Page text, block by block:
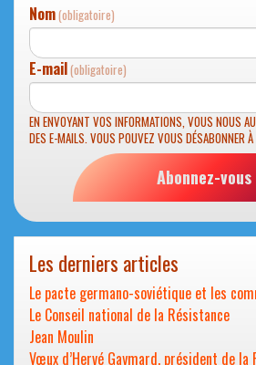
Nom(obligatoire)
E-mail(obligatoire)
EN ENVOYANT VOS INFORMATIONS, VOUS NOUS
DES E-MAILS. VOUS POUVEZ VOUS DÉSABONNER
Abonnez-vous
Les derniers articles
Le pacte germano-soviétique et les
Le Conseil national de la Résistance
Jean Moulin
Vœux d’Hervé Gaymard, président de la